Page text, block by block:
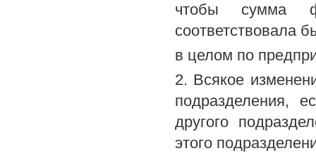
чтобы сумма
соответствовала
в целом по
2. Всякое
подразделения,
другого
этого